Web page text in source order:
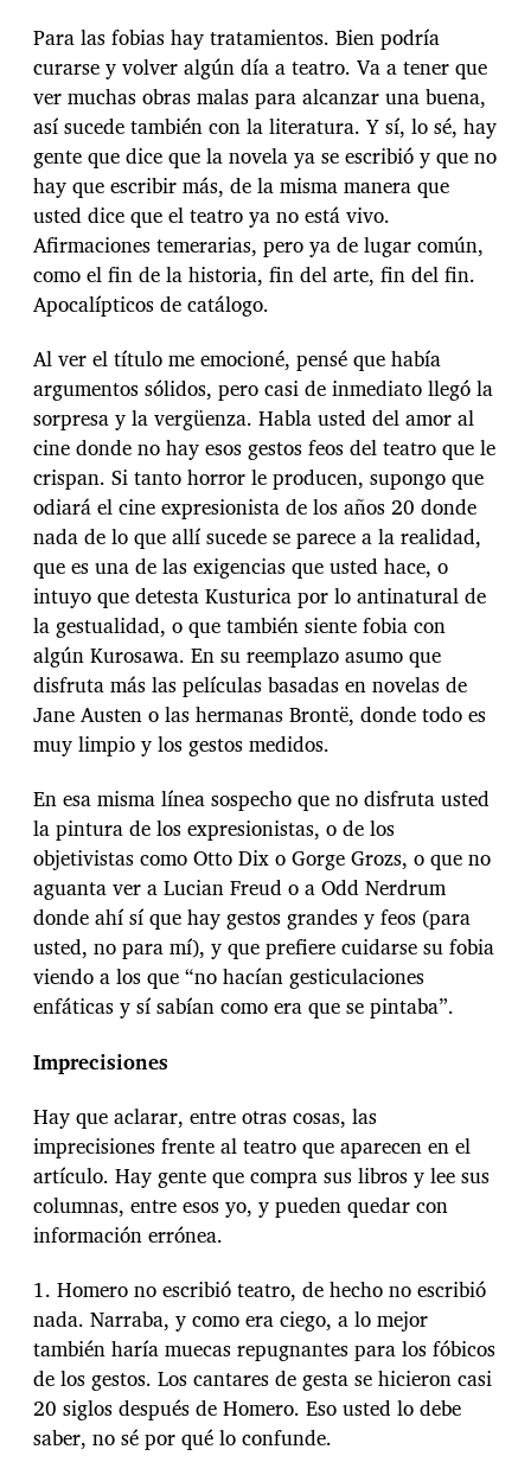
Para las fobias hay tratamientos. Bien podría
curarse y volver algún día a teatro. Va a tener que
ver muchas obras malas para alcanzar una buena,
así sucede también con la literatura. Y sí, lo sé, hay
gente que dice que la novela ya se escribió y que no
hay que escribir más, de la misma manera que
usted dice que el teatro ya no está vivo.
Afirmaciones temerarias, pero ya de lugar común,
como el fin de la historia, fin del arte, fin del fin.
Apocalípticos de catálogo.
Al ver el título me emocioné, pensé que había
argumentos sólidos, pero casi de inmediato llegó la
sorpresa y la vergüenza. Habla usted del amor al
cine donde no hay esos gestos feos del teatro que le
crispan. Si tanto horror le producen, supongo que
odiará el cine expresionista de los años 20 donde
nada de lo que allí sucede se parece a la realidad,
que es una de las exigencias que usted hace, o
intuyo que detesta Kusturica por lo antinatural de
la gestualidad, o que también siente fobia con
algún Kurosawa. En su reemplazo asumo que
disfruta más las películas basadas en novelas de
Jane Austen o las hermanas Brontë, donde todo es
muy limpio y los gestos medidos.
En esa misma línea sospecho que no disfruta usted
la pintura de los expresionistas, o de los
objetivistas como Otto Dix o Gorge Grozs, o que no
aguanta ver a Lucian Freud o a Odd Nerdrum
donde ahí sí que hay gestos grandes y feos (para
usted, no para mí), y que prefiere cuidarse su fobia
viendo a los que “no hacían gesticulaciones
enfáticas y sí sabían como era que se pintaba”.
Imprecisiones
Hay que aclarar, entre otras cosas, las
imprecisiones frente al teatro que aparecen en el
artículo. Hay gente que compra sus libros y lee sus
columnas, entre esos yo, y pueden quedar con
información errónea.
1. Homero no escribió teatro, de hecho no escribió
nada. Narraba, y como era ciego, a lo mejor
también haría muecas repugnantes para los fóbicos
de los gestos. Los cantares de gesta se hicieron casi
20 siglos después de Homero. Eso usted lo debe
saber, no sé por qué lo confunde.